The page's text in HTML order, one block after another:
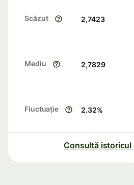
Scăzut 2,7423
Mediu 2,7829
Fluctuație 2.32%
Consultă istoricul